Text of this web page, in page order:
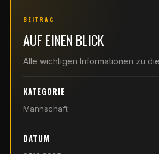
BEITRAG
AUF EINEN BLICK
Alle wichtigen Informationen zu
KATEGORIE
Mannschaft
DATUM